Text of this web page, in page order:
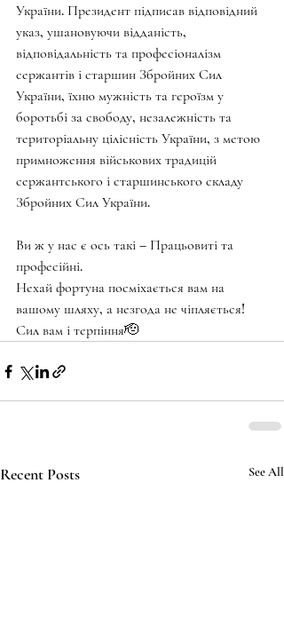
України. Президент підписав відповідний
указ, ушановуючи відданість,
відповідальність та професіоналізм
сержантів і старшин Збройних Сил
України, їхню мужність та героїзм у
боротьбі за свободу, незалежність та
територіальну цілісність України, з метою
примноження військових традицій
сержантського і старшинського складу
Збройних Сил України.
Ви ж у нас є ось такі – Працьовиті та
професійні.
Нехай фортуна посміхається вам на
вашому шляху, а незгода не чіпляється!
Сил вам і терпіння🫡
Recent Posts See All